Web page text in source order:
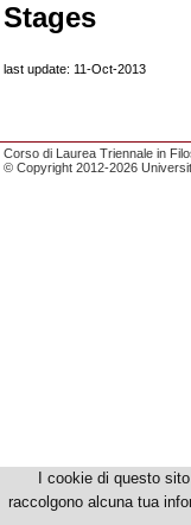
Stages
last update: 11-Oct-2013
Corso di Laurea Triennale in
© Copyright 2012-2026
I cookie di questo
raccolgono alcuna tua